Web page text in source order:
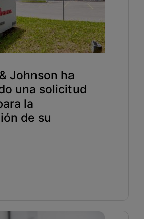
Johnson ha
una solicitud
la
de su